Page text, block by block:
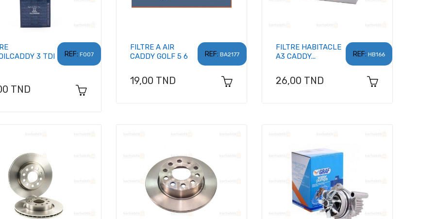
REF: F007
3 TDI
TND
REF: BA2177
FILTRE A AIR
CADDY GOLF 5 6
Prix
19,00 TND
REF: HB166
FILTRE HABITACLE
A3 CADDY...
Prix
26,00 TND